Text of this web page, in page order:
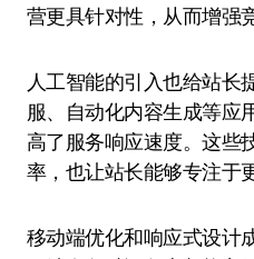
营更具针对性，从而增强
人工智能的引入也给站长
服、自动化内容生成等应
高了服务响应速度。这些
率，也让站长能够专注于
移动端优化和响应式设计